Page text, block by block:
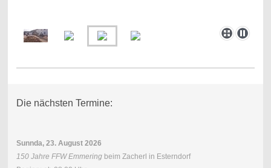
Die nächsten Termine:
Sunnda, 23. August 2026
150 Jahre FFW Emmeringbeim Zacherl in Esterndorf